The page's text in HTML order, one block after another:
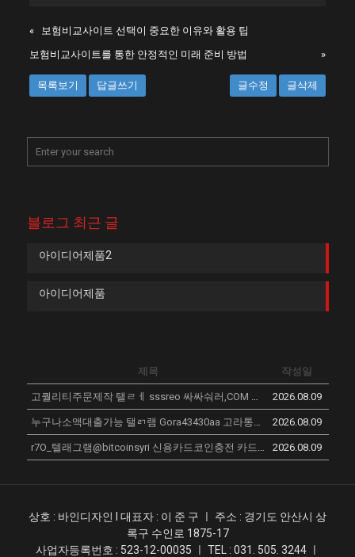
«
보험비교사이트 선택이 중요한 이유와 활용 팁
보험비교사이트를 통한 안정적인 미래 준비 방법
»
목록보기 답글쓰기 글수정 글삭제
블로그 최근 글
아이디어제품2
아이디어제품
제목 작성일
고퀄리티주문제작 탤ㄹㅔ sssreo 싸싸숴러,COM 구찌백팩 강북구 미러급 1대1 직구 명품 가방 루이비통카드지갑 해외명품쇼핑몰 EMY 2026.08.09
누구나소액대출가능 탤ㄺ램 Gora43430aa 고라통신 선불유심내구재 긴급운영자금 보령시신불자가전내구제문의 막폰팝니다 VTY 2026.08.09
r7O_텔래그램@bitcoinsyri 신용카드코인충전 카드코인충전업체_q4B 2026.08.09
상호 : 바인디자인 l 대표자 : 이 준 구 ㅣ 주소 : 경기도 안산시 상
록구 수인로 1875-17
사업자등록번호 : 523-12-00035 ㅣ TEL : 031. 505. 3244 ㅣ